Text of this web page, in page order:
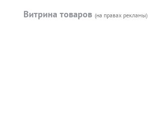
Витрина товаров (на правах рекламы)